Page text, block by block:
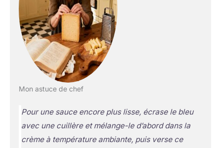
Mon astuce de chef
Pour une sauce encore plus lisse, écrase le bleu
avec une cuillère et mélange-le d’abord dans la
crème à température ambiante, puis verse ce